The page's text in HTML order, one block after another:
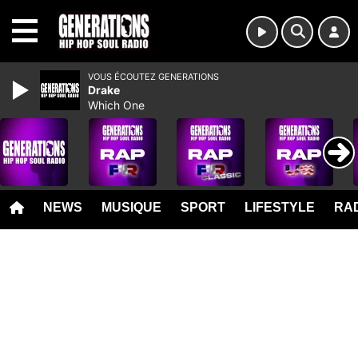
NEWS MUSIQUE SPORT LIFESTYLE
VOUS ÉCOUTEZ GENERATIONS
Drake
Which One